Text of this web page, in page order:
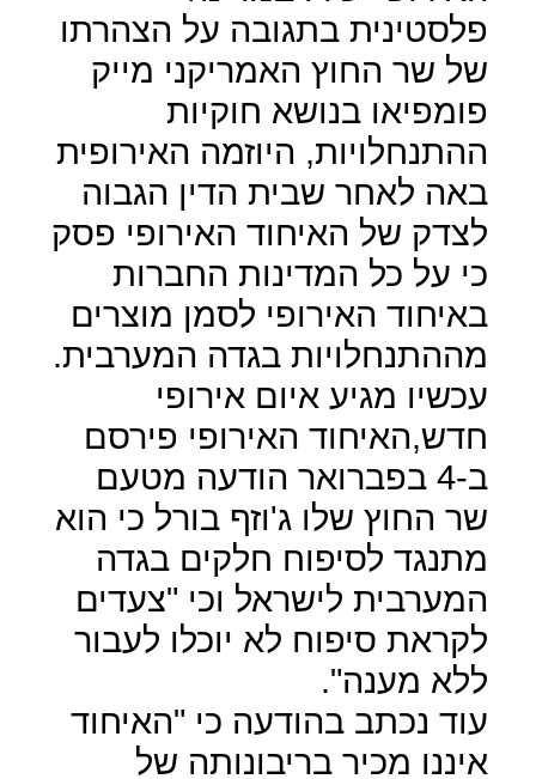
פלסטינית בתגובה על הצהרתו
של שר החוץ האמריקני מייק
פומפיאו בנושא חוקיות
ההתנחלויות, היוזמה האירופית
באה לאחר שבית הדין הגבוה
לצדק של האיחוד האירופי פסק
כי על כל המדינות החברות
באיחוד האירופי לסמן מוצרים
מההתנחלויות בגדה המערבית.
עכשיו מגיע איום אירופי
חדש,האיחוד האירופי פירסם
ב-4 בפברואר הודעה מטעם
שר החוץ שלו ג'וזף בורל כי הוא
מתנגד לסיפוח חלקים בגדה
המערבית לישראל וכי "צעדים
לקראת סיפוח לא יוכלו לעבור
ללא מענה".
עוד נכתב בהודעה כי "האיחוד
איננו מכיר בריבונותה של